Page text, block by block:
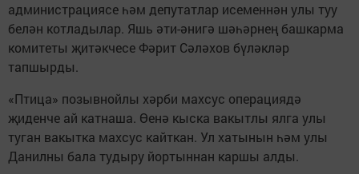
администрациясе һәм депутатлар исеменнән улы туу
белән котладылар. Яшь әти-әнигә шәһәрнең башкарма
комитеты җитәкчесе Фәрит Сәләхов бүләкләр
тапшырды.
«Птица» позывнойлы хәрби махсус операциядә
җиденче ай катнаша. Өенә кыска вакытлы ялга улы
туган вакытка махсус кайткан. Ул хатынын һәм улы
Данилны бала тудыру йортыннан каршы алды.